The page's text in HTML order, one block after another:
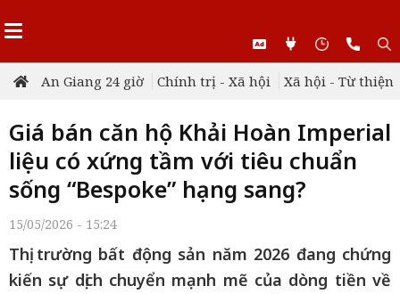
An Giang 24 giờ Chính trị - Xã hội Xã hội - Từ thiện
Giá bán căn hộ Khải Hoàn Imperial
liệu có xứng tầm với tiêu chuẩn
sống “Bespoke” hạng sang?
15/05/2026 - 15:24
Thị trường bất động sản năm 2026 đang chứng
kiến sự dịch chuyển mạnh mẽ của dòng tiền về